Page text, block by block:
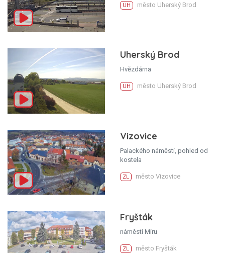
UH město Uherský Brod
Uherský Brod
Hvězdárna
UH město Uherský Brod
Vizovice
Palackého náměstí, pohled od
kostela
ZL město Vizovice
Fryšták
náměstí Míru
ZL město Fryšták